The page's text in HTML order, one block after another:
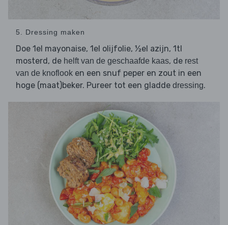
5. Dressing maken
Doe 1el mayonaise, 1el olijfolie, ½el azijn, 1tl
mosterd, de helft van de geschaafde kaas, de rest
van de knoflook en een snuf peper en zout in een
hoge (maat)beker. Pureer tot een gladde dressing.